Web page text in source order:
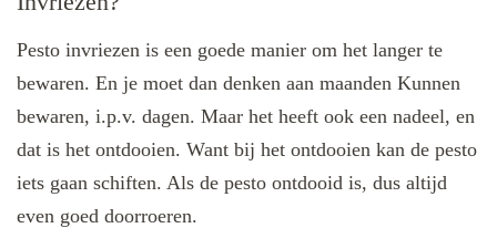
Pesto invriezen is een goede manier om het langer te
bewaren. En je moet dan denken aan maanden Kunnen
bewaren, i.p.v. dagen. Maar het heeft ook een nadeel, en
dat is het ontdooien. Want bij het ontdooien kan de pesto
iets gaan schiften. Als de pesto ontdooid is, dus altijd
even goed doorroeren.